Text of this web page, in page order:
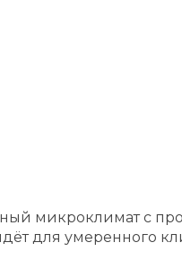
микроклимат с
для умеренного